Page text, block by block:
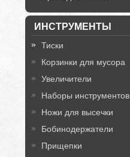
ИНСТРУМЕНТЫ
Тиски
Корзинки для мусора
Увеличители
Наборы инструментов
Ножи для высечки
Бобинодержатели
Прищепки